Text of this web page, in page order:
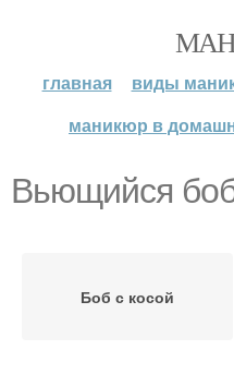
главная виды
маникюр в
Вьющийся
Боб с косой